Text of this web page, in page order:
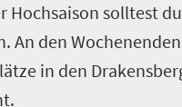
Hochsaison solltest
An den
in den